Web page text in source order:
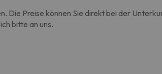
Die Preise können Sie direkt bei der
bitte an uns.